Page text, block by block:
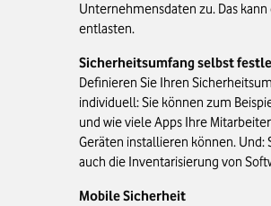
Unternehmensdaten zu. Das
entlasten.
Sicherheitsumfang selbst
Definieren Sie Ihren
individuell: Sie können zum
und wie viele Apps Ihre
Geräten installieren können. Und:
auch die Inventarisierung von
Mobile Sicherheit